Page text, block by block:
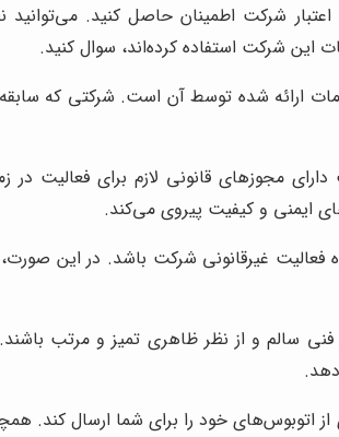
اعتبار شرکت اطمینان حاصل کنید.
این شرکت استفاده کرده‌اند، سوال کنید.
ارائه شده توسط آن است. شرکتی که سابقه
مجوزهای قانونی لازم برای
ایمنی و کیفیت پیروی می‌کند.
غیرقانونی شرکت باشد. در این
فنی سالم و از نظر ظاهری تمیز و مرتب
اتوبوس‌های خود را برای شما ارسال کند.